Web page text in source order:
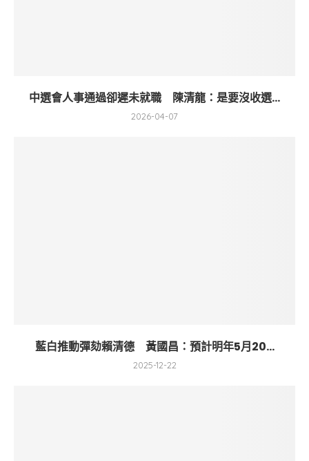
中選會人事通過卻遲未就職 陳清龍：是要沒收選...
2026-04-07
藍白推動彈劾賴清德 黃國昌：預計明年5月20...
2025-12-22